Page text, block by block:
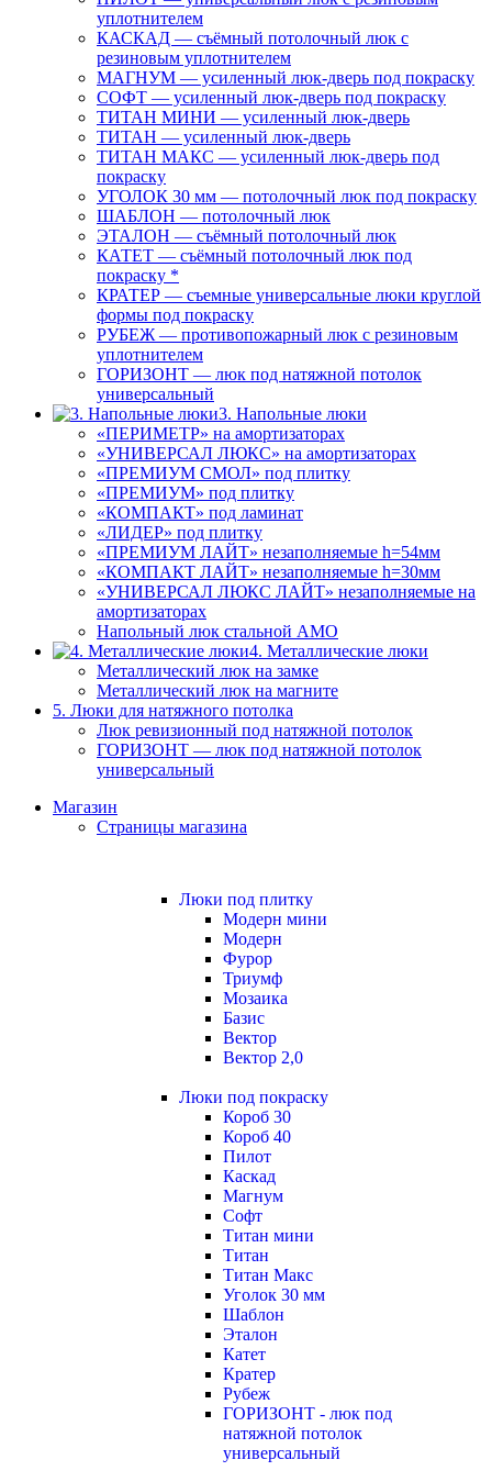
уплотнителем
КАСКАД — съёмный потолочный люк с
резиновым уплотнителем
МАГНУМ — усиленный люк-дверь под покраску
СОФТ — усиленный люк-дверь под покраску
ТИТАН МИНИ — усиленный люк-дверь
ТИТАН — усиленный люк-дверь
ТИТАН МАКС — усиленный люк-дверь под
покраску
УГОЛОК 30 мм — потолочный люк под покраску
ШАБЛОН — потолочный люк
ЭТАЛОН — съёмный потолочный люк
КАТЕТ — съёмный потолочный люк под
покраску *
КРАТЕР — съемные универсальные люки круглой
формы под покраску
РУБЕЖ — противопожарный люк с резиновым
уплотнителем
ГОРИЗОНТ — люк под натяжной потолок
универсальный
3. Напольные люки
«ПЕРИМЕТР» на амортизаторах
«УНИВЕРСАЛ ЛЮКС» на амортизаторах
«ПРЕМИУМ СМОЛ» под плитку
«ПРЕМИУМ» под плитку
«КОМПАКТ» под ламинат
«ЛИДЕР» под плитку
«ПРЕМИУМ ЛАЙТ» незаполняемые h=54мм
«КОМПАКТ ЛАЙТ» незаполняемые h=30мм
«УНИВЕРСАЛ ЛЮКС ЛАЙТ» незаполняемые на
амортизаторах
Напольный люк стальной АМО
4. Металлические люки
Металлический люк на замке
Металлический люк на магните
5. Люки для натяжного потолка
Люк ревизионный под натяжной потолок
ГОРИЗОНТ — люк под натяжной потолок
универсальный
Магазин
Страницы магазина
Люки под плитку
Модерн мини
Модерн
Фурор
Триумф
Мозаика
Базис
Вектор
Вектор 2,0
Люки под покраску
Короб 30
Короб 40
Пилот
Каскад
Магнум
Софт
Титан мини
Титан
Титан Макс
Уголок 30 мм
Шаблон
Эталон
Катет
Кратер
Рубеж
ГОРИЗОНТ - люк под
натяжной потолок
универсальный